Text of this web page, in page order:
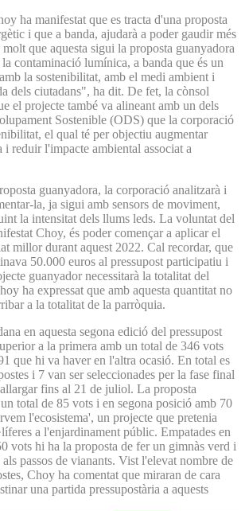
ha manifestat que es tracta d'una proposta
i que a banda, ajudarà a poder gaudir més
que aquesta sigui la proposta guanyadora
contaminació lumínica, a banda que és un
la sostenibilitat, amb el medi ambient i
dels ciutadans", ha dit. De fet, la cònsol
el projecte també va alineant amb un dels
Sostenible (ODS) que la corporació
el qual té per objectiu augmentar
i reduir l'impacte ambiental associat a
guanyadora, la corporació analitzarà i
la, ja sigui amb sensors de moviment,
la intensitat dels llums leds. La voluntat del
Choy, és poder començar a aplicar el
millor durant aquest 2022. Cal recordar, que
50.000 euros al pressupost participatiu i
guanyador necessitarà la totalitat del
ha expressat que amb aquesta quantitat no
a la totalitat de la parròquia.
en aquesta segona edició del pressupost
a la primera amb un total de 346 vots
que hi va haver en l'altra ocasió. En total es
i 7 van ser seleccionades per la fase final
fins al 21 de juliol. La proposta
total de 85 vots i en segona posició amb 70
l'ecosistema', un projecte que pretenia
a l'enjardinament públic. Empatades en
vots hi ha la proposta de fer un gimnàs verd i
passos de vianants. Vist l'elevat nombre de
Choy ha comentat que miraran de cara
una partida pressupostària a aquests